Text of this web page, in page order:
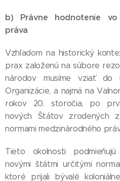
b) Právne hodnotenie vo
práva
Vzhľadom na historický
prax založenú na súbore
národov musíme vziať
Organizácie, a najmä na
rokov 20. storočia, po
nových Štátov zrodených
normami medzinárodného
Tieto okolnosti
novými štátmi určitými
ktoré prijali bývalé